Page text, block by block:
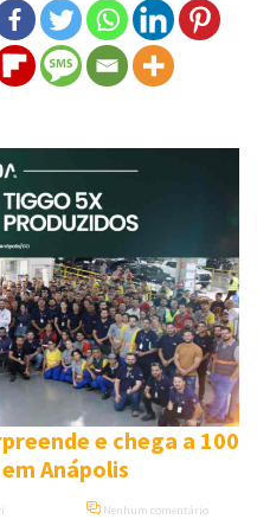
e chega a 100
Anápolis
Nenhum comentário